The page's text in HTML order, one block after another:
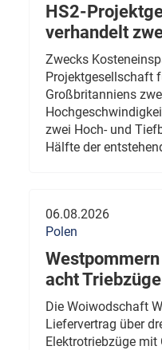
HS2-
verhandelt
Zwecks
Projektgesellschaft
Großbritanniens
zwei Hoch- und
Hälfte der
06.08.2026
Polen
acht Triebzüge
Die Woiwodschaft
Liefervertrag über
Elektrotriebzüge